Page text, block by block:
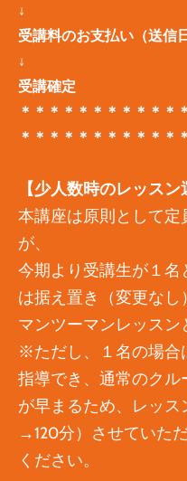
↓
受講料のお支払い（送信
↓
​受講確定
＊＊＊＊＊＊＊＊＊＊＊
＊＊＊＊＊＊＊＊＊＊＊＊
【少人数時のレッスン
本講座は原則として
が、
今期より受講生が１
は据え置き（変更なし
マンツーマンレッスン
※ただし、１名の場合
指導でき、通常のク
が早まるため、レッ
→120分）させていた
ください。